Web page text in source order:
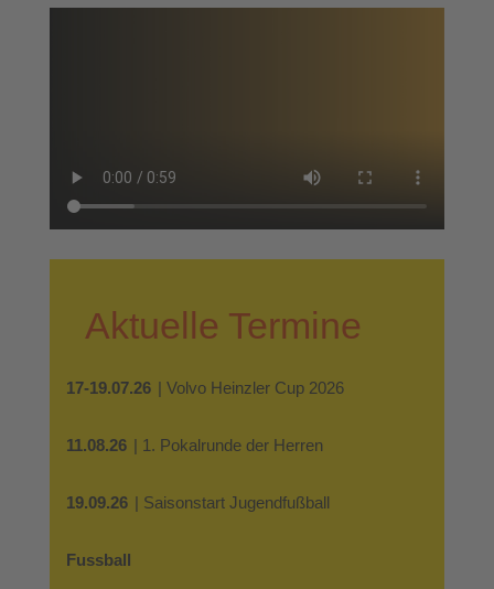
Aktuelle Termine
17-19.07.26 | Volvo Heinzler Cup 2026
11.08.26 | 1. Pokalrunde der Herren
19.09.26 | Saisonstart Jugendfußball
Fussball